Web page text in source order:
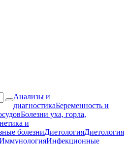
Анализы и
диагностикаБеременность и
Болезни уха, горла,
и
болезниДиетологияДиетология
Инфекционные